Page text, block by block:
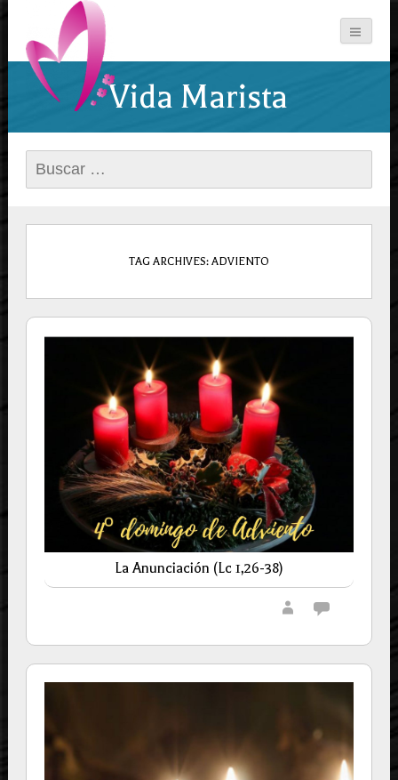
Vida Marista
Buscar:
TAG ARCHIVES: ADVIENTO
La Anunciación (Lc 1,26-38)